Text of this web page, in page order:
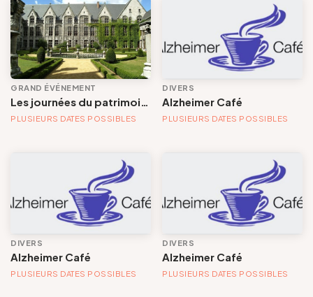
FR EN NL DE
Marché/Bourse/Brocante
Musique
Stage, cours, formation et atelier
Visite / Découverte / Patrimoine
Arts Plastiques
Bien-être / Santé
Conférence/Débat/rencontre
Thématique
Commune
GRAND ÉVÉNEMENT
PLUSIEURS DATES POSSIBLES
DIVERS
Alzheimer Café
PLUSIEURS DATES POSSIBLES
DIVERS
Alzheimer Café
PLUSIEURS DATES POSSIBLES
DIVERS
Alzheimer Café
PLUSIEURS DATES POSSIBLES